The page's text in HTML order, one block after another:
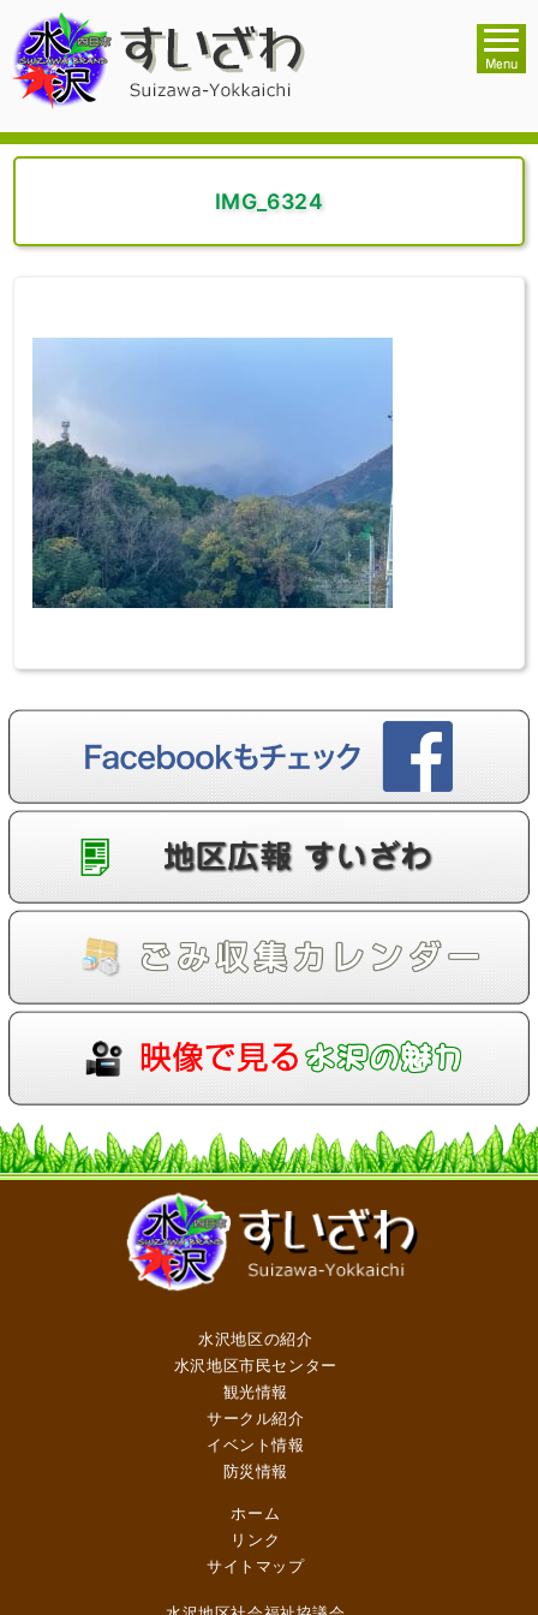
IMG_6324
水沢地区の紹介
水沢地区市民センター
観光情報
サークル紹介
イベント情報
防災情報
ホーム
リンク
サイトマップ